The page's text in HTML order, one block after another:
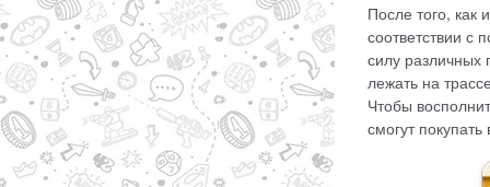
После того, как
соответствии с
силу различных
лежать на
Чтобы
смогут